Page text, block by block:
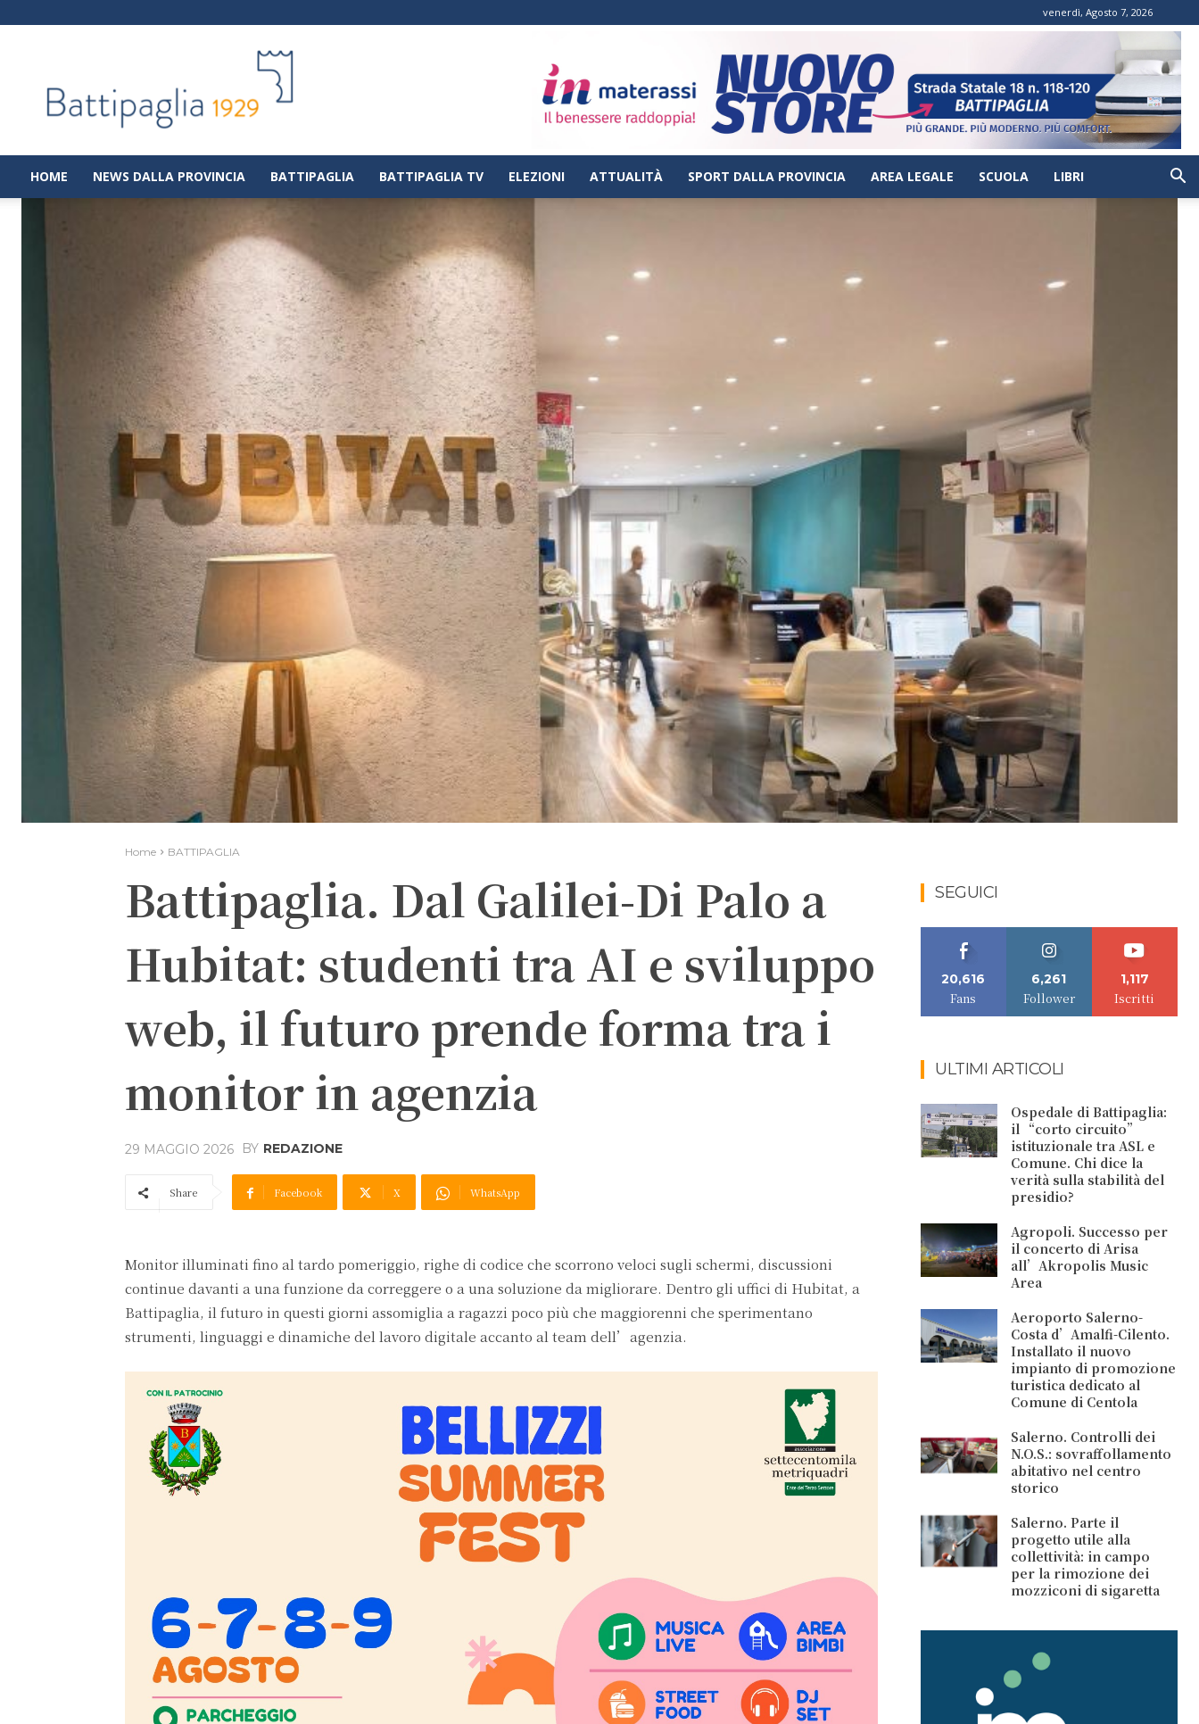
venerdì, Agosto 7, 2026
|
Notizie
dalla
città
di
HOME NEWS DALLA PROVINCIA BATTIPAGLIA BATTIPAGLIA TV ELEZIONI ATTUALITÀ SPORT DALLA PROVINCIA AREA LEGALE SCUOLA LIBRI
Home BATTIPAGLIA
Battipaglia. Dal Galilei-Di Palo a
Hubitat: studenti tra AI e sviluppo
web, il futuro prende forma tra i
monitor in agenzia
29 MAGGIO 2026 BY REDAZIONE
Share Facebook X WhatsApp
Monitor illuminati fino al tardo pomeriggio, righe di codice che scorrono veloci sugli schermi, discussioni
continue davanti a una funzione da correggere o a una soluzione da migliorare. Dentro gli uffici di Hubitat, a
Battipaglia, il futuro in questi giorni assomiglia a ragazzi poco più che maggiorenni che sperimentano
strumenti, linguaggi e dinamiche del lavoro digitale accanto al team dell’agenzia.
SEGUICI
20,616
Fans
6,261
Follower
1,117
Iscritti
ULTIMI ARTICOLI
Ospedale di Battipaglia:
il “corto circuito”
istituzionale tra ASL e
Comune. Chi dice la
verità sulla stabilità del
presidio?
Agropoli. Successo per
il concerto di Arisa
all’Akropolis Music
Area
Aeroporto Salerno-
Costa d’Amalfi-Cilento.
Installato il nuovo
impianto di promozione
turistica dedicato al
Comune di Centola
Salerno. Controlli dei
N.O.S.: sovraffollamento
abitativo nel centro
storico
Salerno. Parte il
progetto utile alla
collettività: in campo
per la rimozione dei
mozziconi di sigaretta